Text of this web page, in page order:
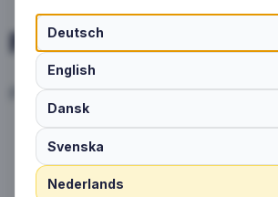
Deutsch
English
Dansk
Svenska
Nederlands
Privacy
Privacyverklaring van
Startseite›Privacybeleid